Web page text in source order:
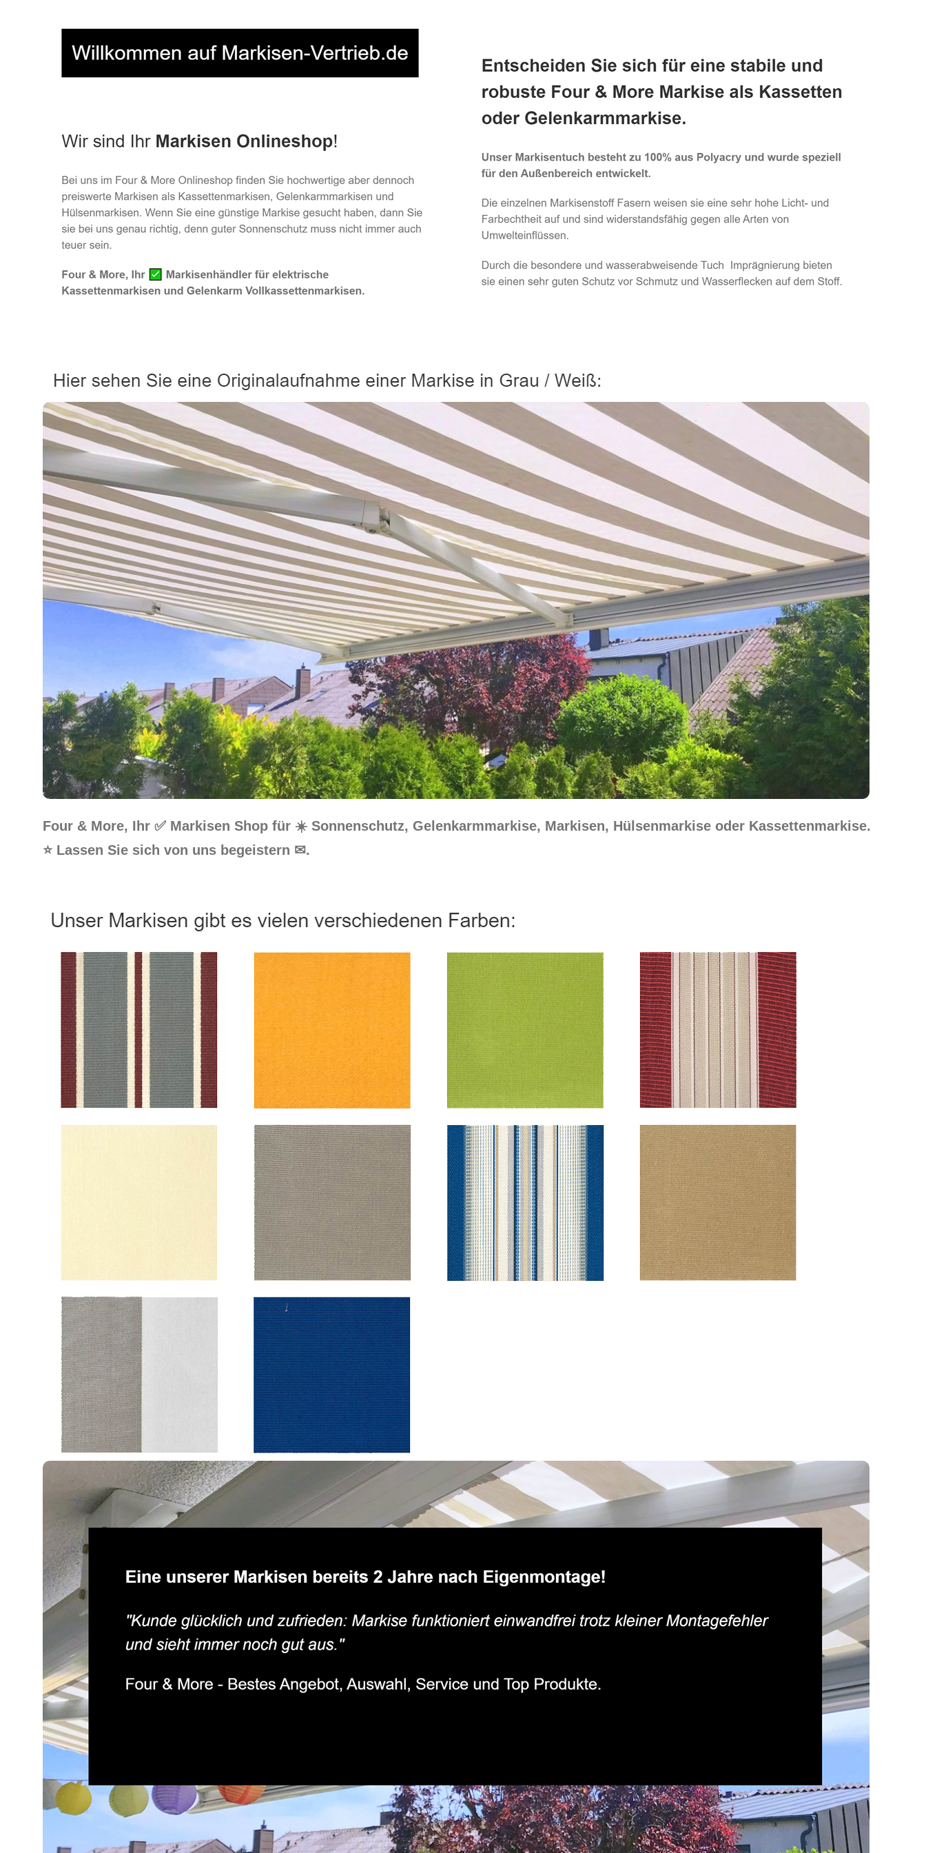
Four & More, Ihr ✅ Markisen Shop für ☀️ Sonnenschutz, Gelenkarmmarkise, Markisen, Hülsenmarkise oder Kassettenmarkise.
⭐ Lassen Sie sich von uns begeistern ✉.